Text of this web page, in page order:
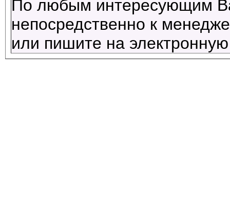
По любым интересующим
непосредственно к
или пишите на